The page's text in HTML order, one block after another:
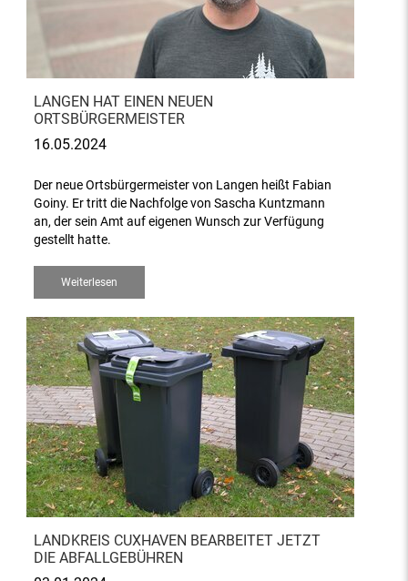
LANGEN HAT EINEN NEUEN
ORTSBÜRGERMEISTER
16.05.2024
Der neue Ortsbürgermeister von Langen heißt Fabian
Goiny. Er tritt die Nachfolge von Sascha Kuntzmann
an, der sein Amt auf eigenen Wunsch zur Verfügung
gestellt hatte.
Weiterlesen
LANDKREIS CUXHAVEN BEARBEITET JETZT
DIE ABFALLGEBÜHREN